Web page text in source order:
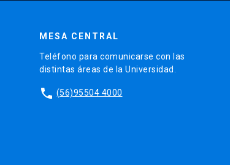
MESA CENTRAL
Teléfono para comunicarse con las
distintas áreas de la Universidad.
phone (56)95504 4000